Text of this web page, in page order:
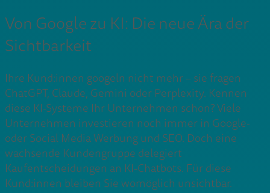
Von Google zu KI: Die neue Ära der
Sichtbarkeit
Ihre Kund:innen googeln nicht mehr – sie fragen
ChatGPT, Claude, Gemini oder Perplexity. Kennen
diese KI-Systeme Ihr Unternehmen schon? Viele
Unternehmen investieren noch immer in Google-
oder Social Media Werbung und SEO. Doch eine
wachsende Kundengruppe delegiert
Kaufentscheidungen an KI-Chatbots. Für diese
Kund:innen bleiben Sie womöglich unsichtbar.